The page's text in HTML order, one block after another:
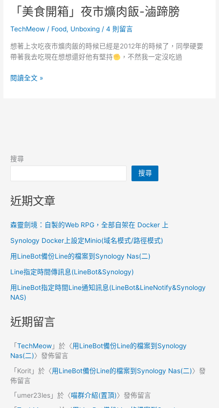
VS
origianl)
「美食開箱」夜市爌肉飯-滷蹄膀
TechMeow/ Food, Unboxing /4 則留言
想著上次吃夜市爌肉飯的時候已經是2012年的時候了，同學硬要
帶著我去吃現在想想還好他有堅持
，不然我一定沒吃過
「美
飯-
膀
閱讀全文 »
搜尋
搜尋
近期文章
森靈劍境：自製的Web RPG，全部自架在 Docker 上
Synology Docker上設定Minio(域名模式/路徑模式)
用LineBot備份Line的檔案到Synology Nas(二)
Line指定時間傳訊息(LineBot&Synology)
用LineBot指定時間Line通知訊息(LineBot&LineNotify&Synology
NAS)
近期留言
「TechMeow」於〈用LineBot備份Line的檔案到Synology
Nas(二)〉發佈留言
「 Korit 」於〈用LineBot備份Line的檔案到Synology Nas(二)〉發
佈留言
「 umer23les」於〈喵群介紹(置頂)〉發佈留言